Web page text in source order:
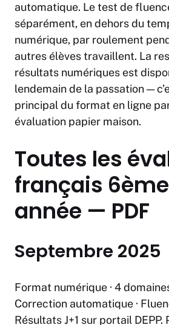
automatique. Le test de
séparément, en dehors du
numérique, par roulement
autres élèves travaillent. La
résultats numériques est
lendemain de la passation —
principal du format en ligne
évaluation papier maison.
Toutes les
français
année — PDF
Septembre 2025
Format numérique · 4
Correction automatique ·
Résultats J+1 sur portail